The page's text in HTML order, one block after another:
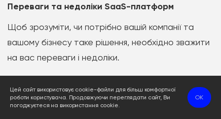
Переваги та недоліки SaaS-платформ
Щоб зрозуміти, чи потрібно вашій компанії та
вашому бізнесу таке рішення, необхідно зважити
на вас переваги і недоліки.
Економічна ефективність
Цей сайт використовує cookie-файли для більш комфортної
роботи користувача. Продовжуючи переглядати сайт, Ви
погоджуєтеся на використання cookie.
OK